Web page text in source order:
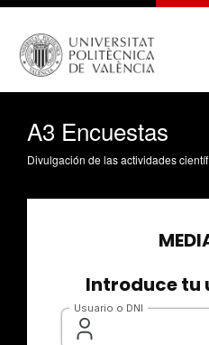
A3 Encuestas